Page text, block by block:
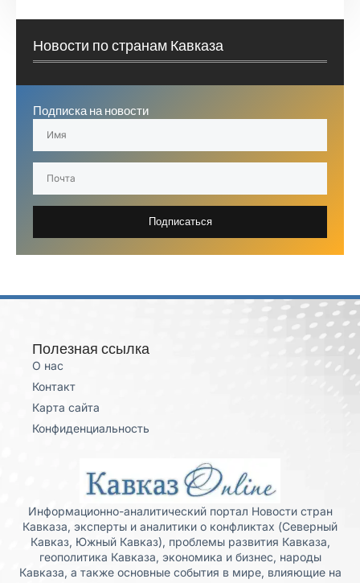
Новости по странам Кавказа
Подписка на новости
Подписаться
Полезная ссылка
О нас
Контакт
Карта сайта
Конфиденциальность
Информационно-аналитический портал Новости стран
Кавказа, эксперты и аналитики о конфликтах (Северный
Кавказ, Южный Кавказ), проблемы развития Кавказа,
геополитика Кавказа, экономика и бизнес, народы
Кавказа, а также основные события в мире, влияющие на